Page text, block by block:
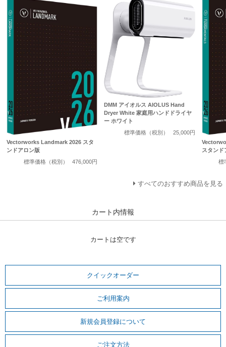
Vectorworks Landmark 2026 スタ
ンドアロン版
標準価格（税別）
476,000円
DMM アイオルス AIOLUS Hand
Dryer White 家庭用ハンドドライヤ
ー ホワイト
標準価格（税別）
25,000円
スタンド
標
すべてのおすすめ商品を見る
カート内情報
カートは空です
クイックオーダー
ご利用案内
新規会員登録について
ご注文方法